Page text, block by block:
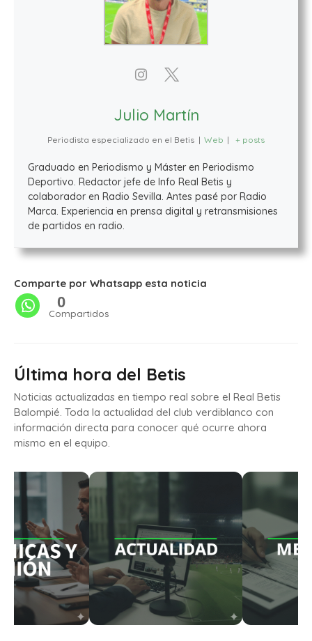
Julio Martín
Periodista especializado en el Betis | Web | + posts
Graduado en Periodismo y Máster en Periodismo
Deportivo. Redactor jefe de Info Real Betis y
colaborador en Radio Sevilla. Antes pasé por Radio
Marca. Experiencia en prensa digital y retransmisiones
de partidos en radio.
Comparte por Whatsapp esta noticia
0
Compartidos
Última hora del Betis
Noticias actualizadas en tiempo real sobre el Real Betis
Balompié. Toda la actualidad del club verdiblanco con
información directa para conocer qué ocurre ahora
mismo en el equipo.